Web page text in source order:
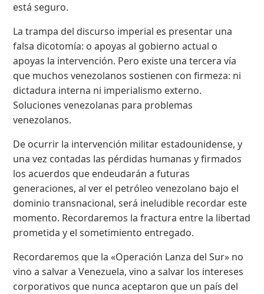
está seguro.
La trampa del discurso imperial es presentar una
falsa dicotomía: o apoyas al gobierno actual o
apoyas la intervención. Pero existe una tercera vía
que muchos venezolanos sostienen con firmeza: ni
dictadura interna ni imperialismo externo.
Soluciones venezolanas para problemas
venezolanos.
De ocurrir la intervención militar estadounidense, y
una vez contadas las pérdidas humanas y firmados
los acuerdos que endeudarán a futuras
generaciones, al ver el petróleo venezolano bajo el
dominio transnacional, será ineludible recordar este
momento. Recordaremos la fractura entre la libertad
prometida y el sometimiento entregado.
Recordaremos que la «Operación Lanza del Sur» no
vino a salvar a Venezuela, vino a salvar los intereses
corporativos que nunca aceptaron que un país del